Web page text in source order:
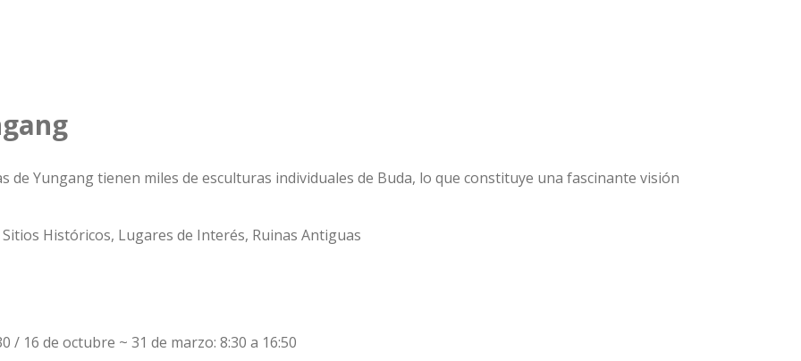
de Yungang tienen miles de esculturas individuales de Buda, lo que constituye una fascinante visión
Históricos, Lugares de Interés, Ruinas Antiguas
/ 16 de octubre ~ 31 de marzo: 8:30 a 16:50